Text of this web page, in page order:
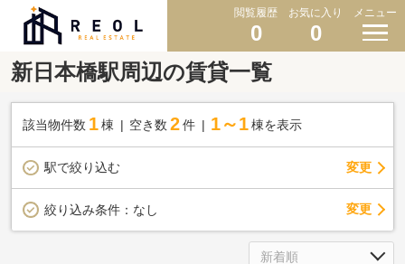
閲覧履歴
0
お気に入り
0
メニュー
新日本橋駅周辺の賃貸一覧
該当物件数 1棟 空き数 2 件 1～1 棟を表示
駅で絞り込む 変更
絞り込み条件： なし 変更